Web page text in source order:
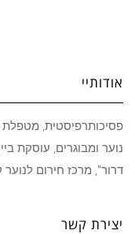
אודותיי
פסיכותרפיסטית, מטפלת
נוער ומבוגרים, עוסקת
דרור", מרכז חירום
יצירת קשר